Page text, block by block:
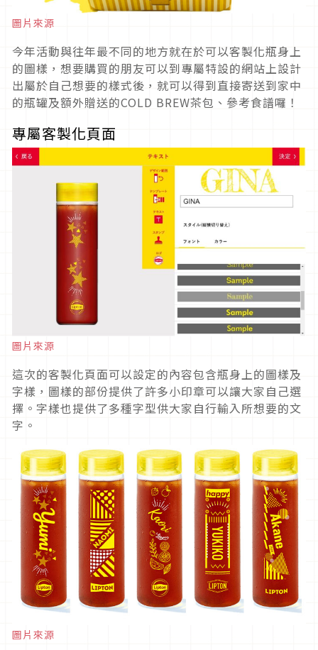
圖片來源
今年活動與往年最不同的地方就在於可以客製化瓶身上
的圖樣，想要購買的朋友可以到專屬特設的網站上設計
出屬於自己想要的樣式後，就可以得到直接寄送到家中
的瓶罐及額外贈送的COLD BREW茶包、參考食譜囉！
專屬客製化頁面
圖片來源
這次的客製化頁面可以設定的內容包含瓶身上的圖樣及
字樣，圖樣的部份提供了許多小印章可以讓大家自己選
擇。字樣也提供了多種字型供大家自行輸入所想要的文
字。
圖片來源